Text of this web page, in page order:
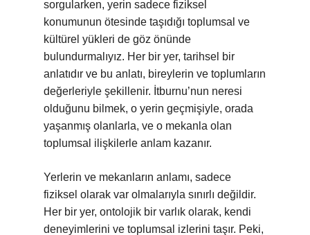
sorgularken, yerin sadece fiziksel
konumunun ötesinde taşıdığı toplumsal ve
kültürel yükleri de göz önünde
bulundurmalıyız. Her bir yer, tarihsel bir
anlatıdır ve bu anlatı, bireylerin ve toplumların
değerleriyle şekillenir. İtburnu’nun neresi
olduğunu bilmek, o yerin geçmişiyle, orada
yaşanmış olanlarla, ve o mekanla olan
toplumsal ilişkilerle anlam kazanır.
Yerlerin ve mekanların anlamı, sadece
fiziksel olarak var olmalarıyla sınırlı değildir.
Her bir yer, ontolojik bir varlık olarak, kendi
deneyimlerini ve toplumsal izlerini taşır. Peki,